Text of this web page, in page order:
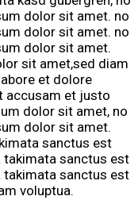
dolor sit amet. no
dolor sit amet. no
dolor sit amet.
sit amet,sed diam
et dolore
accusam et justo
dolor sit amet, no
dolor sit amet.
sanctus est
takimata sanctus est
takimata sanctus est
voluptua.